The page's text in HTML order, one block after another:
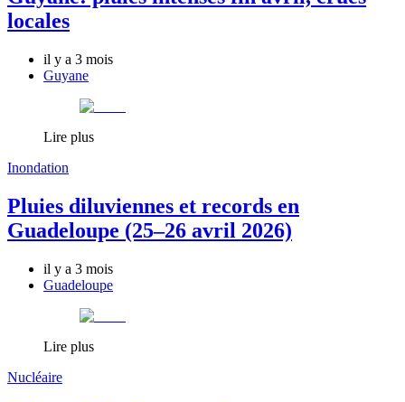
locales
il y a 3 mois
Guyane
Lire plus
Inondation
Pluies diluviennes et records en
Guadeloupe (25–26 avril 2026)
il y a 3 mois
Guadeloupe
Lire plus
Nucléaire